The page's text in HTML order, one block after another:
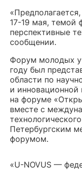
17-19 мая, темой
перспективные
сообщении.
Форум молодых
году был
области по
и
на форуме
вместе с
Петербургским
форумом.
«U-NOVUS —